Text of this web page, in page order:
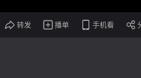
转发 播单 手机看